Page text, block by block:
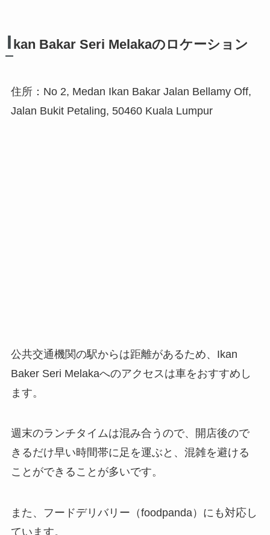
I kan Bakar Seri Melakaのロケーション
住所：No 2, Medan Ikan Bakar Jalan Bellamy Off,
Jalan Bukit Petaling, 50460 Kuala Lumpur
公共交通機関の駅からは距離があるため、Ikan
Baker Seri Melakaへのアクセスは車をおすすめし
ます。
週末のランチタイムは混み合うので、開店後ので
きるだけ早い時間帯に足を運ぶと、混雑を避ける
ことができることが多いです。
また、フードデリバリー（foodpanda）にも対応し
ています。